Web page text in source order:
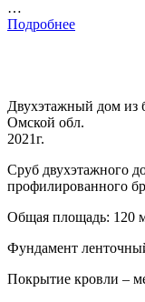
…
Подробнее
Двухэтажный дом из
Омской обл.
2021г.
Сруб двухэтажного
профилированного
Общая площадь: 120
Фундамент
Покрытие кровли –